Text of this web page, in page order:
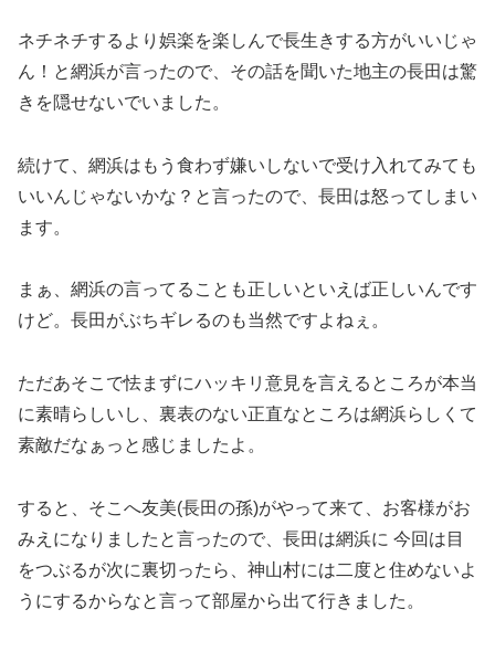
ネチネチするより娯楽を楽しんで長生きする方がいいじゃ
ん！と網浜が言ったので、その話を聞いた地主の長田は驚
きを隠せないでいました。
続けて、網浜はもう食わず嫌いしないで受け入れてみても
いいんじゃないかな？と言ったので、長田は怒ってしまい
ます。
まぁ、網浜の言ってることも正しいといえば正しいんです
けど。長田がぶちギレるのも当然ですよねぇ。
ただあそこで怯まずにハッキリ意見を言えるところが本当
に素晴らしいし、裏表のない正直なところは網浜らしくて
素敵だなぁっと感じましたよ。
すると、そこへ友美(長田の孫)がやって来て、お客様がお
みえになりましたと言ったので、長田は網浜に 今回は目
をつぶるが次に裏切ったら、神山村には二度と住めないよ
うにするからなと言って部屋から出て行きました。